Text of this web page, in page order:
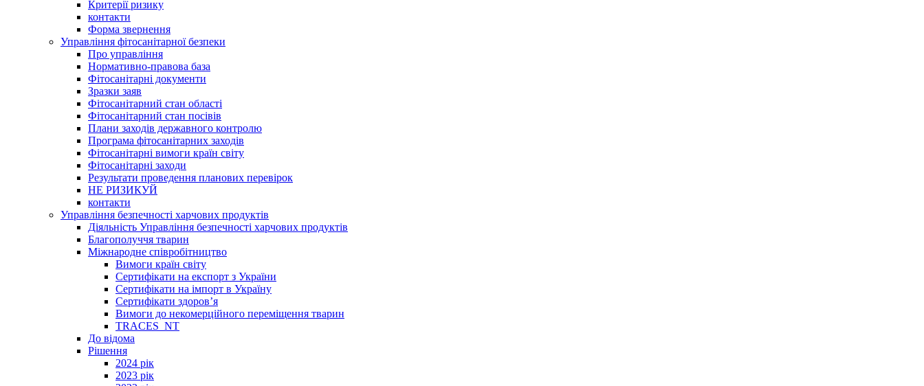
Критерії ризику
контакти
Форма звернення
Управління фітосанітарної безпеки
Про управління
Нормативно-правова база
Фітосанітарні документи
Зразки заяв
Фітосанітарний стан області
Фітосанітарний стан посівів
Плани заходів державного контролю
Програма фітосанітарних заходів
Фітосанітарні вимоги країн світу
Фітосанітарні заходи
Результати проведення планових перевірок
НЕ РИЗИКУЙ
контакти
Управління безпечності харчових продуктів
Діяльність Управління безпечності харчових продуктів
Благополуччя тварин
Міжнародне співробітництво
Вимоги країн світу
Сертифікати на експорт з України
Сертифікати на імпорт в Україну
Сертифікати здоров’я
Вимоги до некомерційного переміщення тварин
TRACES_NT
До відома
Рішення
2024 рік
2023 рік